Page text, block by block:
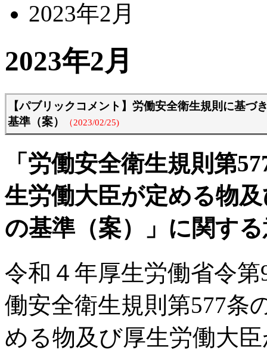
2023年2月
2023年2月
【パブリックコメント】労働安全衛生規則に基
基準（案）
（2023/02/25)
「労働安全衛生規則第
生労働大臣が定める物
の基準（案）」に関す
令和４年厚生労働省令
働安全衛生規則第577条
める物及び厚生労働大